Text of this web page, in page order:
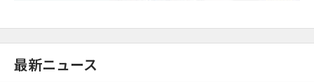
最新ニュース